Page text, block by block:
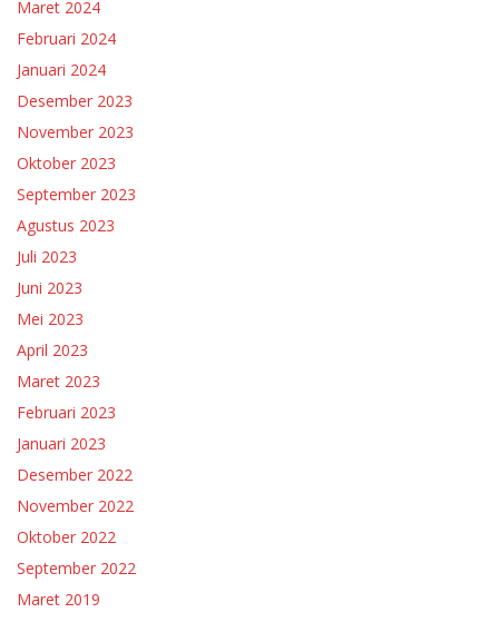
Maret 2024
Februari 2024
Januari 2024
Desember 2023
November 2023
Oktober 2023
September 2023
Agustus 2023
Juli 2023
Juni 2023
Mei 2023
April 2023
Maret 2023
Februari 2023
Januari 2023
Desember 2022
November 2022
Oktober 2022
September 2022
Maret 2019